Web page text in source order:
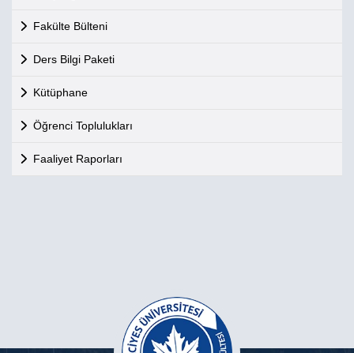
Fakülte Bülteni
Ders Bilgi Paketi
Kütüphane
Öğrenci Toplulukları
Faaliyet Raporları